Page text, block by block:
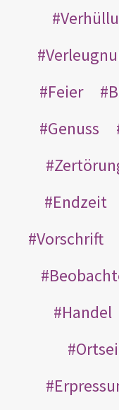
Feier
Genuss
Endzeit
Vorschrift
Handel